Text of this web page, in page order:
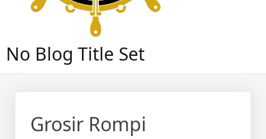
No Blog Title Set
Grosir Rompi